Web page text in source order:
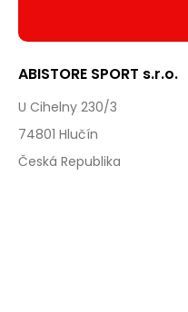
ABISTORE SPORT s.r.o.
U Cihelny 230/3
74801 Hlučín
Česká Republika